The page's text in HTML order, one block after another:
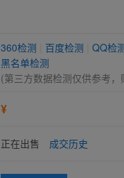
360检测 百度检测
QQ检
黑名单检测
(第三方数据检测仅供参考
¥
正在出售 成交历史